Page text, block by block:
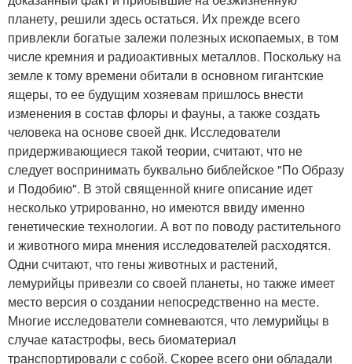
планету, решили здесь остаться. Их прежде всего
привлекли богатые залежи полезных ископаемых, в том
числе кремния и радиоактивных металлов. Поскольку на
земле к тому времени обитали в основном гигантские
ящеры, то ее будущим хозяевам пришлось внести
изменения в состав флоры и фауны, а также создать
человека на основе своей днк. Исследователи
придерживающиеся такой теории, считают, что не
следует воспринимать буквально библейское "По Образу
и Подобию". В этой священной книге описание идет
несколько утрированно, но имеются ввиду именно
генетические технологии. А вот по поводу растительного
и животного мира мнения исследователей расходятся.
Одни считают, что гены животных и растений,
лемурийцы привезли со своей планеты, но также имеет
место версия о создании непосредственно на месте.
Многие исследователи сомневаются, что лемурийцы в
случае катастрофы, весь биоматериал
транспортировали с собой. Скорее всего они обладали